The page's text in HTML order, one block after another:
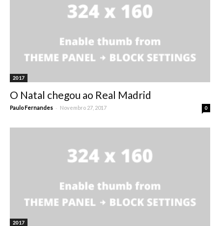
2017
O Natal chegou ao Real Madrid
Paulo Fernandes - Novembro 27, 2017 0
2017